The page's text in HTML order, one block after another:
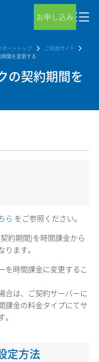
お申し込み
ポートトップ
ご利用ガイド
間を変更する
の契約期間を
ら をご参照ください。
約期間)を時間課金から
ます。
を時間課金に変更するこ
合は、ご契約サーバーに
課金の料金タイプにてサ
定方法